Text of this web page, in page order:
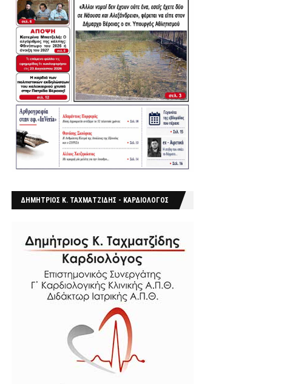
ΔΗΜΗΤΡΙΟΣ Κ. ΤΑΧΜΑΤΖΙΔΗΣ - ΚΑΡΔΙΟΛΟΓΟΣ